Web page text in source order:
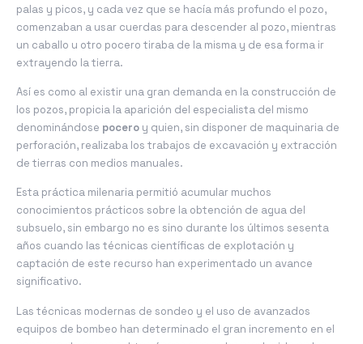
palas y picos, y cada vez que se hacía más profundo el pozo,
comenzaban a usar cuerdas para descender al pozo, mientras
un caballo u otro pocero tiraba de la misma y de esa forma ir
extrayendo la tierra.
Así es como al existir una gran demanda en la construcción de
los pozos, propicia la aparición del especialista del mismo
denominándose pocero y quien, sin disponer de maquinaria de
perforación, realizaba los trabajos de excavación y extracción
de tierras con medios manuales.
Esta práctica milenaria permitió acumular muchos
conocimientos prácticos sobre la obtención de agua del
subsuelo, sin embargo no es sino durante los últimos sesenta
años cuando las técnicas científicas de explotación y
captación de este recurso han experimentado un avance
significativo.
Las técnicas modernas de sondeo y el uso de avanzados
equipos de bombeo han determinado el gran incremento en el